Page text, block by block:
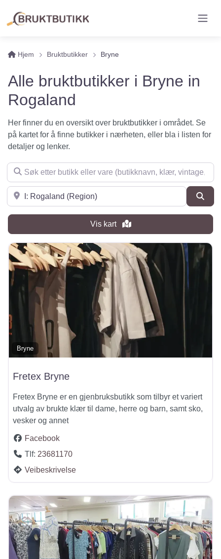
Hjem Bruktbutikker Bryne
Alle bruktbutikker i Bryne in
Rogaland
Her finner du en oversikt over bruktbutikker i området. Se
på kartet for å finne butikker i nærheten, eller bla i listen for
detaljer og lenker.
Søk etter butikk eller vare (butikknavn, klær, vintage, møbler
Søk i nærheten
Vis kart
Bryne
Fretex Bryne
Fretex Bryne er en gjenbruksbutikk som tilbyr et variert
utvalg av brukte klær til dame, herre og barn, samt sko,
vesker og annet
Facebook
Tlf: 23681170
Veibeskrivelse